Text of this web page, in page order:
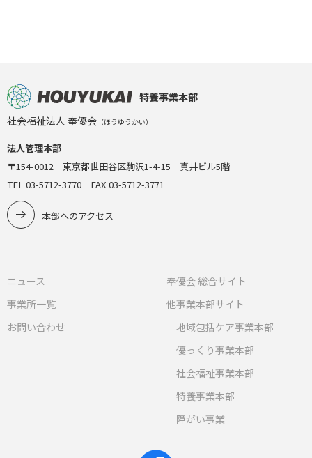
特養事業本部
社会福祉法人 奉優会 （ほうゆうかい）
法人管理本部
〒154-0012 東京都世田谷区駒沢1-4-15 真井ビル5階
TEL 03-5712-3770 FAX 03-5712-3771
本部へのアクセス
ニュース
事業所一覧
お問い合わせ
奉優会 総合サイト
他事業本部サイト
地域包括ケア事業本部
優っくり事業本部
社会福祉事業本部
特養事業本部
障がい事業